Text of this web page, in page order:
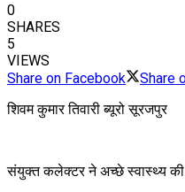
0
SHARES
5
VIEWS
Share on Facebook
Share
शिवम कुमार तिवारी ब्यूरो सूरजपुर
संयुक्त कलेक्टर ने अच्छे स्वास्थ्य की